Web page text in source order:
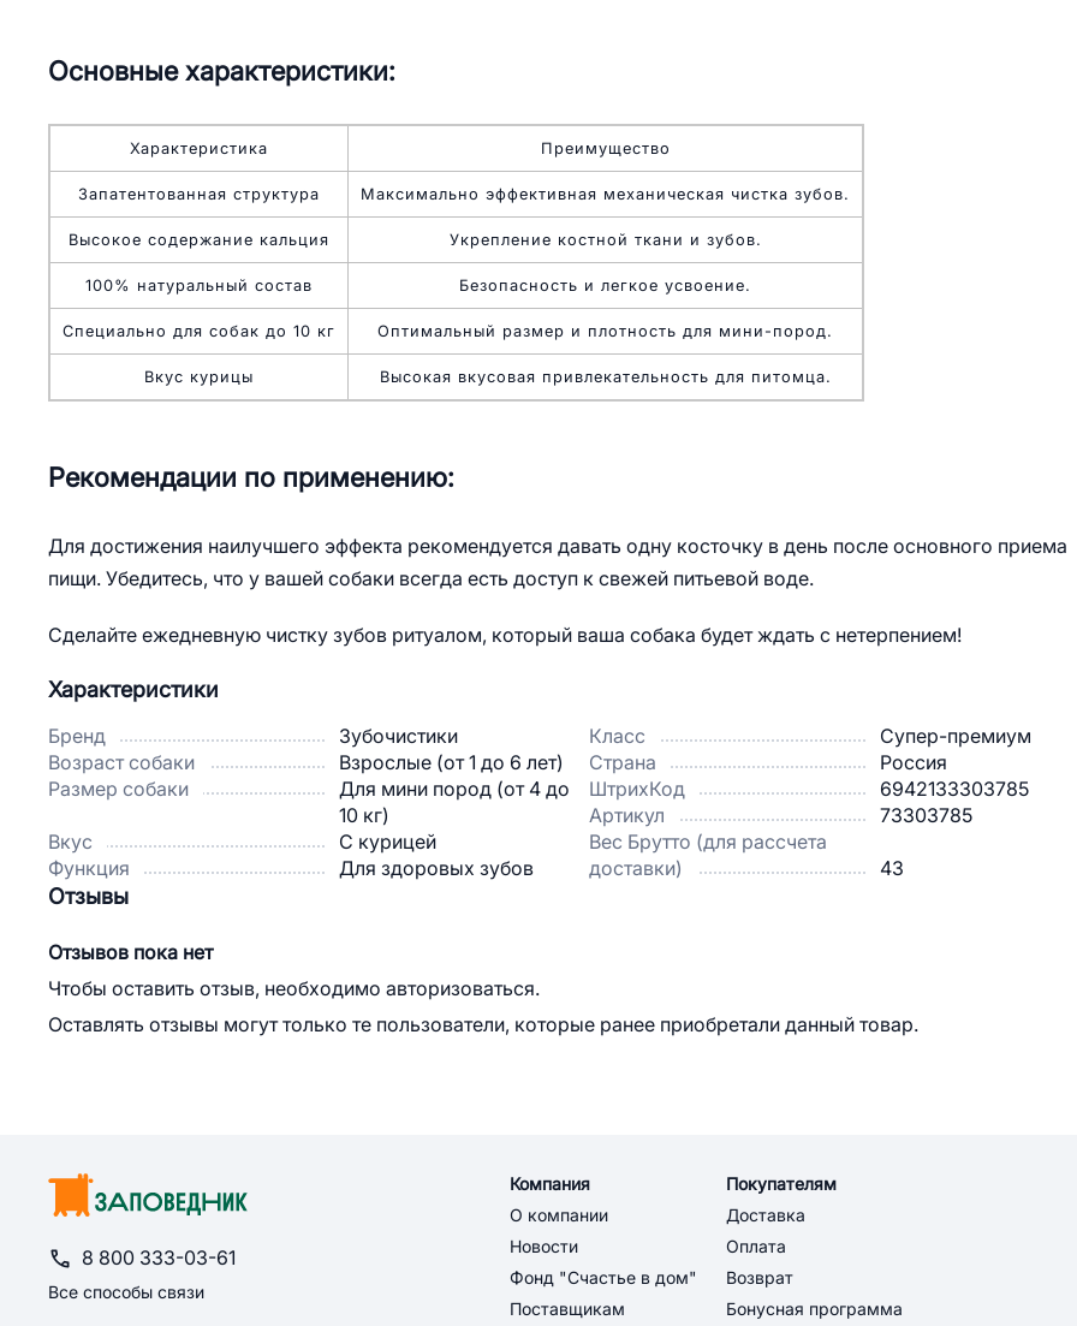
Основные характеристики:
Характеристика Преимущество
Запатентованная структура Максимально эффективная механическая чистка зубов.
Высокое содержание кальция Укрепление костной ткани и зубов.
100% натуральный состав Безопасность и легкое усвоение.
Специально для собак до 10 кг Оптимальный размер и плотность для мини-пород.
Вкус курицы Высокая вкусовая привлекательность для питомца.
Рекомендации по применению:
Для достижения наилучшего эффекта рекомендуется давать одну косточку в день после основного приема
пищи. Убедитесь, что у вашей собаки всегда есть доступ к свежей питьевой воде.
Сделайте ежедневную чистку зубов ритуалом, который ваша собака будет ждать с нетерпением!
Характеристики
Бренд
Зубочистики
Возраст собаки
Взрослые (от 1 до 6 лет)
Размер собаки
Для мини пород (от 4 до
10 кг)
Вкус
С курицей
Функция
Для здоровых зубов
Класс
Супер-премиум
Страна
Россия
ШтрихКод
6942133303785
Артикул
73303785
Вес Брутто (для рассчета
доставки)
43
Отзывы
Отзывов пока нет
Чтобы оставить отзыв, необходимо авторизоваться.
Оставлять отзывы могут только те пользователи, которые ранее приобретали данный товар.
8 800 333-03-61
Все способы связи
Компания
О компании
Новости
Фонд "Счастье в дом"
Поставщикам
Покупателям
Доставка
Оплата
Возврат
Бонусная программа